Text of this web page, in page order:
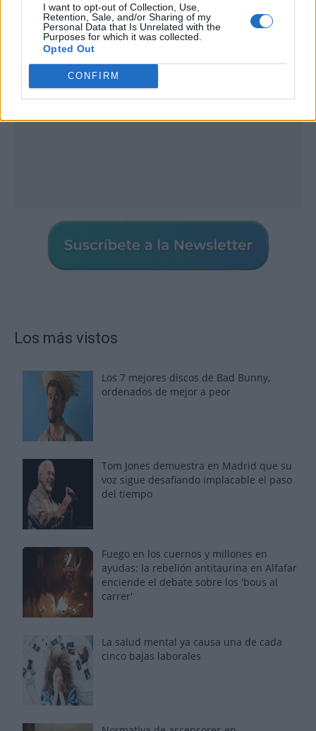
I want to opt-out of Collection, Use,
Retention, Sale, and/or Sharing of my
Personal Data that Is Unrelated with the
Purposes for which it was collected.
Opted Out
CONFIRM
Los más vistos
Los 7 mejores discos de Bad Bunny,
ordenados de mejor a peor
Tom Jones demuestra en Madrid que su
voz sigue desafiando implacable el paso
del tiempo
Fuego en los cuernos y millones en
ayudas: la rebelión antitaurina en Alfafar
enciende el debate sobre los 'bous al
carrer'
La salud mental ya causa una de cada
cinco bajas laborales